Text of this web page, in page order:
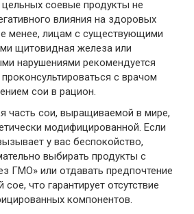
цельных соевые продукты не
влияния на здоровых
менее, лицам с существующими
щитовидная железа или
нарушениями рекомендуется
с врачом
сои в рацион.
часть сои, выращиваемой в мире,
модифицированной. Если
у вас беспокойство,
выбирать продукты с
ГМО» или отдавать предпочтение
сое, что гарантирует отсутствие
компонентов.